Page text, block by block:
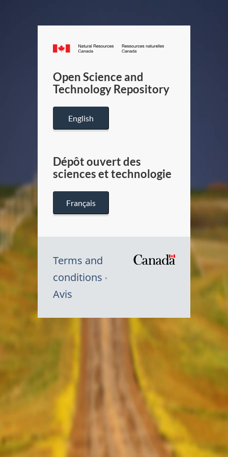
Canada.ca
/
Canada
Open Science and
Technology Repository
English
Dépôt ouvert des
sciences et technologie
Français
Terms and
conditions
Avis
Symbole
Canada